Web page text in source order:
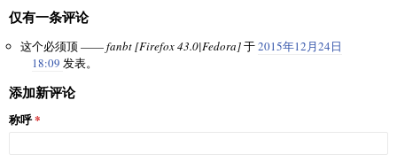
仅有一条评论
这个必须顶 ——fanbt [Firefox 43.0|Fedora]于2015年12月24日
18:09 发表。
添加新评论
称呼